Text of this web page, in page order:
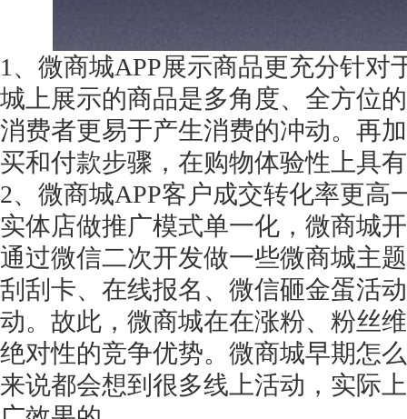
1、微商城APP展示商品更充分针对
城上展示的商品是多角度、全方位
消费者更易于产生消费的冲动。再
买和付款步骤，在购物体验性上具
2、微商城APP客户成交转化率更高
实体店做推广模式单一化，微商城
通过微信二次开发做一些微商城主
刮刮卡、在线报名、微信砸金蛋活
动。故此，微商城在在涨粉、粉丝
绝对性的竞争优势。微商城早期怎
来说都会想到很多线上活动，实际
扫码添加[商务总监]沟通方案
扫码沟通